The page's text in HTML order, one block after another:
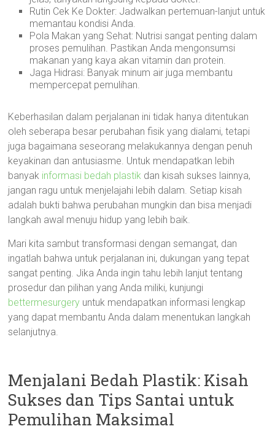
Rutin Cek Ke Dokter: Jadwalkan pertemuan-lanjut untuk
memantau kondisi Anda.
Pola Makan yang Sehat: Nutrisi sangat penting dalam
proses pemulihan. Pastikan Anda mengonsumsi
makanan yang kaya akan vitamin dan protein.
Jaga Hidrasi: Banyak minum air juga membantu
mempercepat pemulihan.
Keberhasilan dalam perjalanan ini tidak hanya ditentukan
oleh seberapa besar perubahan fisik yang dialami, tetapi
juga bagaimana seseorang melakukannya dengan penuh
keyakinan dan antusiasme. Untuk mendapatkan lebih
banyak informasi bedah plastik dan kisah sukses lainnya,
jangan ragu untuk menjelajahi lebih dalam. Setiap kisah
adalah bukti bahwa perubahan mungkin dan bisa menjadi
langkah awal menuju hidup yang lebih baik.
Mari kita sambut transformasi dengan semangat, dan
ingatlah bahwa untuk perjalanan ini, dukungan yang tepat
sangat penting. Jika Anda ingin tahu lebih lanjut tentang
prosedur dan pilihan yang Anda miliki, kunjungi
bettermesurgery untuk mendapatkan informasi lengkap
yang dapat membantu Anda dalam menentukan langkah
selanjutnya.
Menjalani Bedah Plastik: Kisah
Sukses dan Tips Santai untuk
Pemulihan Maksimal